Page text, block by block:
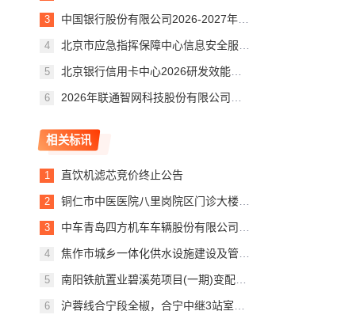
中国银行股份有限公司2026-2027年信息科技运营中心支持服务（博科第三方）采购邀请公告
北京市应急指挥保障中心信息安全服务项目—第二包合同
北京银行信用卡中心2026研发效能管理系统技术人天服务项目竞争性磋商公告
2026年联通智网科技股份有限公司跨域跨层通感算资源调度引擎采购项目询比采购公告
相关标讯
直饮机滤芯竞价终止公告
铜仁市中医医院八里岗院区门诊大楼一楼门诊大厅空调采购项目竞价终止公告
中车青岛四方机车车辆股份有限公司园区低空智能巡检项目无人机及配件询比采购评标公示
焦作市城乡一体化供水设施建设及管网漏损治理项目---塔北路，新安路，龙源路，世纪路等21条路段给水管道工程变更公告
南阳铁航置业碧溪苑项目(一期)变配电工程项目--废标公告
沪蓉线合宁段全椒，合宁中继3站室外信号设备大修工程自购物资设备招标评标公示